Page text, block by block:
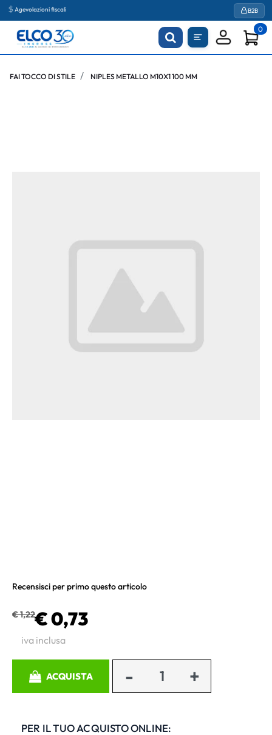
Agevolazioni fiscali B2B
0
FAI TOCCO DI STILE NIPLES METALLO M10X1 100 MM
Recensisci per primo questo articolo
€ 1,22€ 0,73
iva inclusa
ACQUISTA
PER IL TUO ACQUISTO ONLINE: